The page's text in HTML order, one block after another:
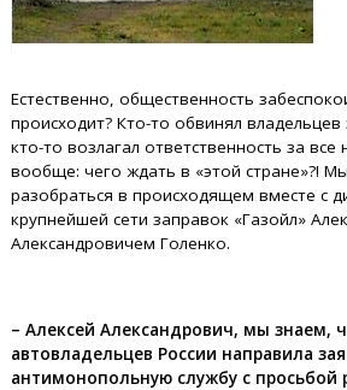
Естественно, общественность
происходит? Кто-то обвинял
кто-то возлагал ответственность за все
вообще: чего ждать в «этой стране»?!
разобраться в происходящем вместе с
крупнейшей сети заправок «Газойл»
Александровичем Голенко.
– Алексей Александрович, мы знаем,
автовладельцев России направила
антимонопольную службу с просьбой